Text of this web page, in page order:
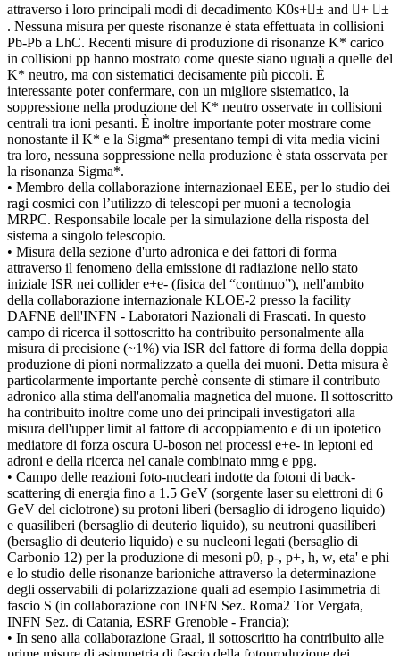
attraverso i loro principali modi di decadimento K0s+± and + ±
. Nessuna misura per queste risonanze è stata effettuata in collisioni
Pb-Pb a LhC. Recenti misure di produzione di risonanze K* carico
in collisioni pp hanno mostrato come queste siano uguali a quelle del
K* neutro, ma con sistematici decisamente più piccoli. È
interessante poter confermare, con un migliore sistematico, la
soppressione nella produzione del K* neutro osservate in collisioni
centrali tra ioni pesanti. È inoltre importante poter mostrare come
nonostante il K* e la Sigma* presentano tempi di vita media vicini
tra loro, nessuna soppressione nella produzione è stata osservata per
la risonanza Sigma*.
• Membro della collaborazione internazionael EEE, per lo studio dei
ragi cosmici con l’utilizzo di telescopi per muoni a tecnologia
MRPC. Responsabile locale per la simulazione della risposta del
sistema a singolo telescopio.
• Misura della sezione d'urto adronica e dei fattori di forma
attraverso il fenomeno della emissione di radiazione nello stato
iniziale ISR nei collider e+e- (fisica del “continuo”), nell'ambito
della collaborazione internazionale KLOE-2 presso la facility
DAFNE dell'INFN - Laboratori Nazionali di Frascati. In questo
campo di ricerca il sottoscritto ha contribuito personalmente alla
misura di precisione (~1%) via ISR del fattore di forma della doppia
produzione di pioni normalizzato a quella dei muoni. Detta misura è
particolarmente importante perchè consente di stimare il contributo
adronico alla stima dell'anomalia magnetica del muone. Il sottoscritto
ha contribuito inoltre come uno dei principali investigatori alla
misura dell'upper limit al fattore di accoppiamento e di un ipotetico
mediatore di forza oscura U-boson nei processi e+e- in leptoni ed
adroni e della ricerca nel canale combinato mmg e ppg.
• Campo delle reazioni foto-nucleari indotte da fotoni di back-
scattering di energia fino a 1.5 GeV (sorgente laser su elettroni di 6
GeV del ciclotrone) su protoni liberi (bersaglio di idrogeno liquido)
e quasiliberi (bersaglio di deuterio liquido), su neutroni quasiliberi
(bersaglio di deuterio liquido) e su nucleoni legati (bersaglio di
Carbonio 12) per la produzione di mesoni p0, p-, p+, h, w, eta' e phi
e lo studio delle risonanze barioniche attraverso la determinazione
degli osservabili di polarizzazione quali ad esempio l'asimmetria di
fascio S (in collaborazione con INFN Sez. Roma2 Tor Vergata,
INFN Sez. di Catania, ESRF Grenoble - Francia);
• In seno alla collaborazione Graal, il sottoscritto ha contribuito alle